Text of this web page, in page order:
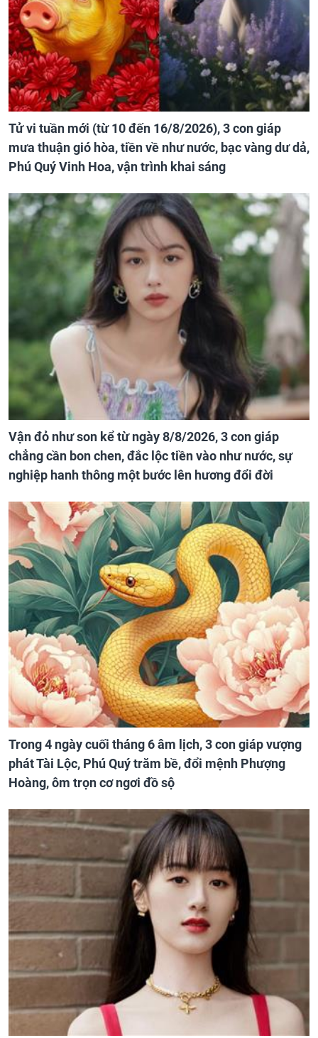
Tử vi tuần mới (từ 10 đến 16/8/2026), 3 con giáp
mưa thuận gió hòa, tiền về như nước, bạc vàng dư dả,
Phú Quý Vinh Hoa, vận trình khai sáng
Vận đỏ như son kể từ ngày 8/8/2026, 3 con giáp
chẳng cần bon chen, đắc lộc tiền vào như nước, sự
nghiệp hanh thông một bước lên hương đổi đời
Trong 4 ngày cuối tháng 6 âm lịch, 3 con giáp vượng
phát Tài Lộc, Phú Quý trăm bề, đổi mệnh Phượng
Hoàng, ôm trọn cơ ngơi đồ sộ